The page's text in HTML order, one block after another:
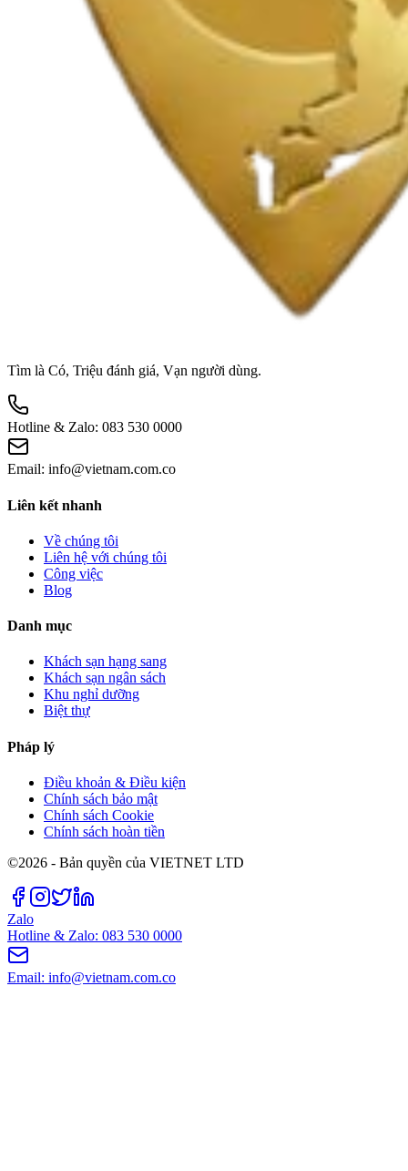
Tìm là Có, Triệu đánh giá, Vạn người dùng.
Hotline & Zalo: 083 530 0000
Email: info@vietnam.com.co
Liên kết nhanh
Về chúng tôi
Liên hệ với chúng tôi
Công việc
Blog
Danh mục
Khách sạn hạng sang
Khách sạn ngân sách
Khu nghỉ dưỡng
Biệt thự
Pháp lý
Điều khoản & Điều kiện
Chính sách bảo mật
Chính sách Cookie
Chính sách hoàn tiền
©2026 - Bản quyền của VIETNET LTD
Zalo
Hotline & Zalo: 083 530 0000
Email: info@vietnam.com.co